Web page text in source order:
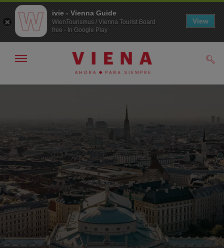
A
Al
Mostrar/ocultar
ivie - Vienna Guide
WienTourismus / Vienna Tourist Board
free - In Google Play
View